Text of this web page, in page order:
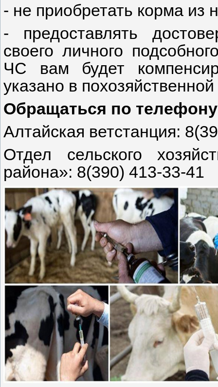
- не приобретать корма из
- предоставлять
своего личного
ЧС вам будет
указано в
Обращаться по телефону
Алтайская ветстанция:
Отдел сельского
района»: 8(390) 413-33-41